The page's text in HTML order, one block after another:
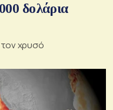
δολάρια
χρυσό